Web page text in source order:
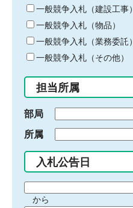
キ
ー
ワ
ー
ド
入
力
一般競争入札（建設工事）
一般競争入札（物品）
一般競争入札（業務委託）
一般競争入札（その他）
担当所属
部局
所属
入札公告日
間から